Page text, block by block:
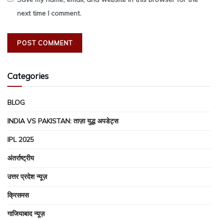
next time I comment.
Categories
BLOG
INDIA VS PAKISTAN: ताज़ा युद्ध अपडेट्स
IPL 2025
अंतर्राष्ट्रीय
उत्तर प्रदेश न्यूज़
क्रिसमस
गाजियाबाद न्यूज़